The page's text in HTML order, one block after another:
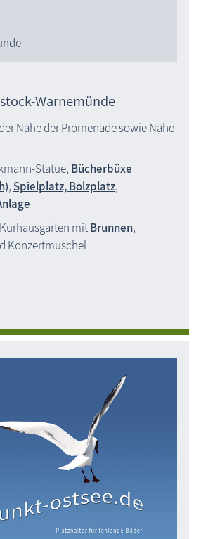
Warnemünde
Nähe der Promenade sowie Nähe
Statue, Bücherbüxe
, Spielplatz, Bolzplatz,
mitBrunnen,
Konzertmuschel